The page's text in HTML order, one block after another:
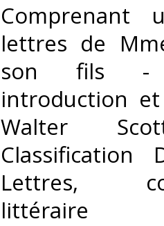
‎Comprenant
lettres de
son fils -
introduction
Walter
Classification
Lettres,
littéraire‎